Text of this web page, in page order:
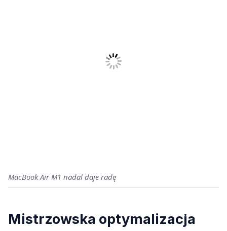
MacBook Air M1 nadal daje radę
Mistrzowska optymalizacja